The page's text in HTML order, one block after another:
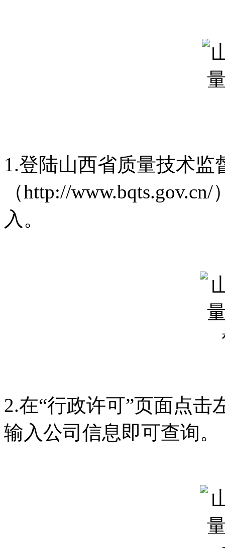
1.登陆山西省质量技术监
（http://
入。
2.在“行政许可”页面点击
输入公司信息即可查询。